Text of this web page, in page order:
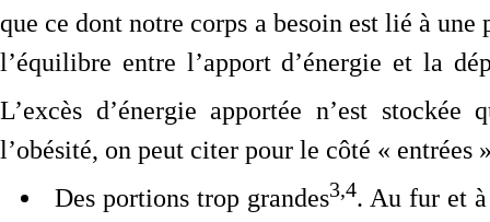
que ce dont notre corps a besoin est lié à
l’équilibre entre l’apport d’énergie et la
L’excès d’énergie apportée n’est stockée
l’obésité, on peut citer pour le côté « entrées
Des portions trop grandes3,4. Au fur et à